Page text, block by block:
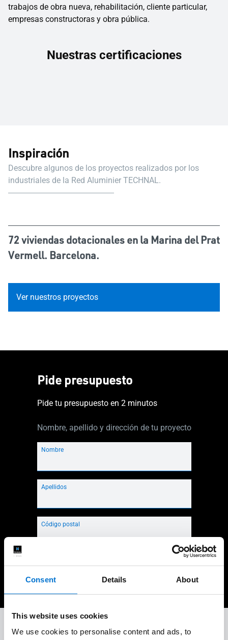
Consent Details About
This website uses cookies
We use cookies to personalise content and ads, to
trabajos de obra nueva, rehabilitación, cliente particular,
empresas constructoras y obra pública.
Nuestras certificaciones
Inspiración
Descubre algunos de los proyectos realizados por los
industriales de la Red Aluminier TECHNAL.
72 viviendas dotacionales en la Marina del Prat
Vermell. Barcelona.
Ver nuestros proyectos
Pide presupuesto
Pide tu presupuesto en 2 minutos
Nombre, apellido y dirección de tu proyecto
Nombre
Apellidos
Código postal
A tu lado durante todo el proyecto